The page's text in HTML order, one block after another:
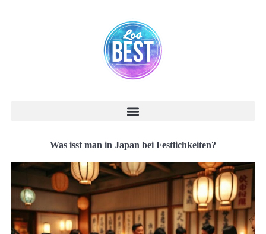
Was isst man in Japan bei Festlichkeiten?